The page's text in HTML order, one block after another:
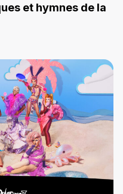
et hymnes de la